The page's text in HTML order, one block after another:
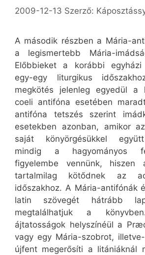
2009-12-13 Szerző:
A második részben a Mária-
a legismertebb Mária-
Előbbieket a korábbi egyházi
egy-egy liturgikus
megkötés jelenleg egyedül a
coeli antifóna esetében
antifóna tetszés szerint
esetekben azonban, amikor
saját könyörgésükkel
mindig a hagyományos
figyelembe vennünk, hiszen
tartalmilag kötődnek az
időszakhoz. A Mária-antifónák
latin szövegét hátrább
megtalálhatjuk a
ájtatosságok helyszínéül a
vagy egy Mária-szobrot,
újfent megerősíti a litániáknál